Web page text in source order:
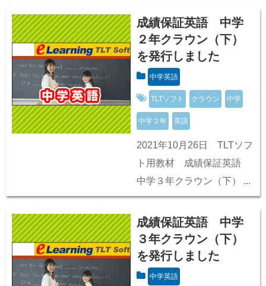
成績保証英語 中学
２年クラウン（下）
を発行しました
中学英語
TLTソフト クラウン 中学
中学２年 英語
2021年10月26日 TLTソフ
ト用教材 成績保証英語
中学３年クラウン（下） ...
成績保証英語 中学
３年クラウン（下）
を発行しました
中学英語